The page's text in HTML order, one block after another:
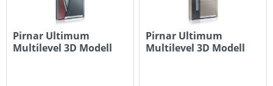
Pirnar Ultimum
Multilevel 3D Modell
Pirnar Ultimum
Multilevel 3D Modell